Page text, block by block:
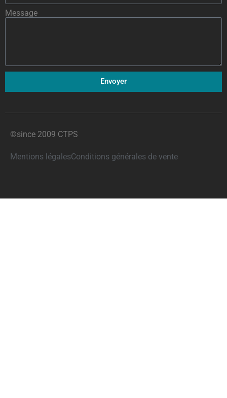
Message
Envoyer
©since 2009 CTPS
Mentions légalesConditions générales de vente